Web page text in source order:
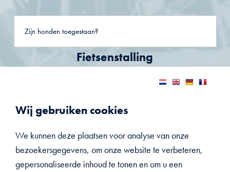
Zijn honden toegestaan?
Fietsenstalling
Waar kunnen wij onze fietsen neerzetten?
Koffie- en theefaciliteiten op de
kamer
Wij gebruiken cookies
We kunnen deze plaatsen voor analyse van onze
bezoekersgegevens, om onze website te verbeteren,
gepersonaliseerde inhoud te tonen en om u een